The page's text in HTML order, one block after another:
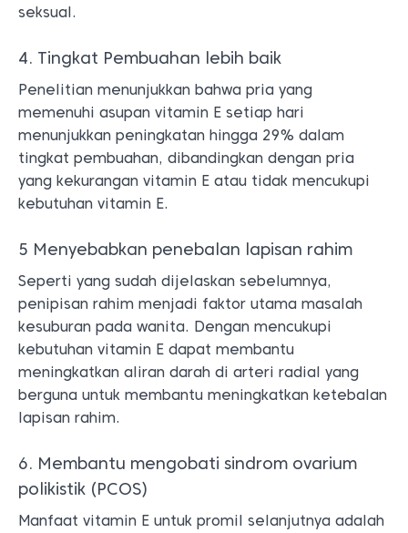
seksual.
4. Tingkat Pembuahan lebih baik
Penelitian menunjukkan bahwa pria yang
memenuhi asupan vitamin E setiap hari
menunjukkan peningkatan hingga 29% dalam
tingkat pembuahan, dibandingkan dengan pria
yang kekurangan vitamin E atau tidak mencukupi
kebutuhan vitamin E.
5 Menyebabkan penebalan lapisan rahim
Seperti yang sudah dijelaskan sebelumnya,
penipisan rahim menjadi faktor utama masalah
kesuburan pada wanita. Dengan mencukupi
kebutuhan vitamin E dapat membantu
meningkatkan aliran darah di arteri radial yang
berguna untuk membantu meningkatkan ketebalan
lapisan rahim.
6. Membantu mengobati sindrom ovarium
polikistik (PCOS)
Manfaat vitamin E untuk promil selanjutnya adalah